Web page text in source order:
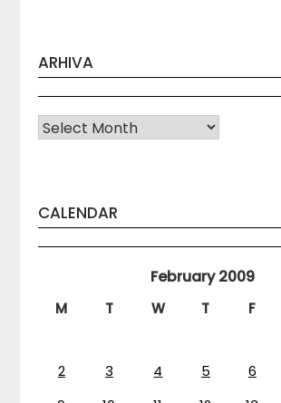
ARHIVA
Arhiva
CALENDAR
February 2009
M T W T F
2
3 4 5 6